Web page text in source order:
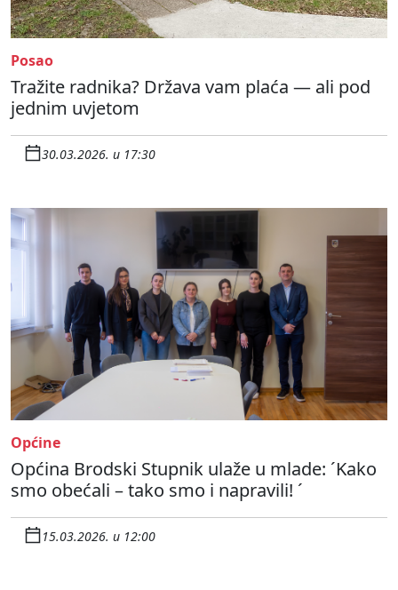
Posao
Tražite radnika? Država vam plaća — ali pod
jednim uvjetom
30.03.2026. u 17:30
Općine
Općina Brodski Stupnik ulaže u mlade: ´Kako
smo obećali – tako smo i napravili! ´
15.03.2026. u 12:00